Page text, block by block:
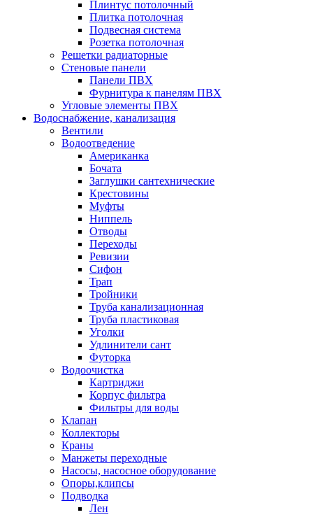
Плинтус потолочный
Плитка потолочная
Подвесная система
Розетка потолочная
Решетки радиаторные
Стеновые панели
Панели ПВХ
Фурнитура к панелям ПВХ
Угловые элементы ПВХ
Водоснабжение, канализация
Вентили
Водоотведение
Американка
Бочата
Заглушки сантехнические
Крестовины
Муфты
Ниппель
Отводы
Переходы
Ревизии
Сифон
Трап
Тройники
Труба канализационная
Труба пластиковая
Уголки
Удлинители сант
Футорка
Водоочистка
Картриджи
Корпус фильтра
Фильтры для воды
Клапан
Коллекторы
Краны
Манжеты переходные
Насосы, насосное оборудование
Опоры,клипсы
Подводка
Лен